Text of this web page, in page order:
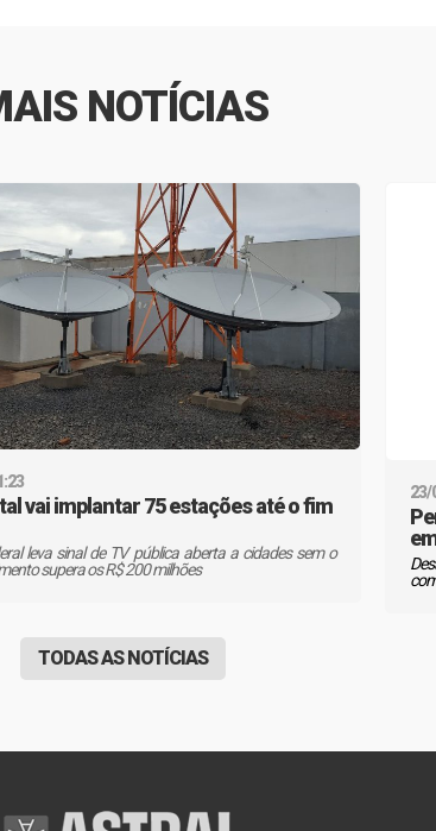
NOTÍCIAS
vai implantar 75 estações até o fim
leva sinal de TV pública aberta a cidades sem o
supera os R$ 200 milhões
23/
TODAS AS NOTÍCIAS